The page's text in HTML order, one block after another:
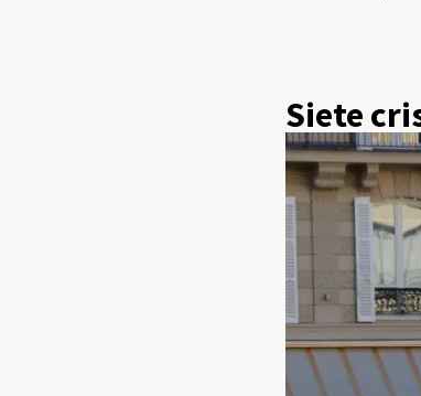
Siete